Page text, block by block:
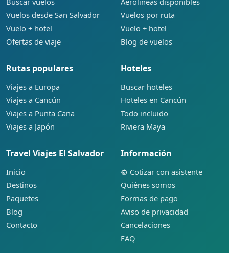
Vuelos desde San Salvador
Vuelo + hotel
Ofertas de viaje
Vuelos por ruta
Vuelo + hotel
Blog de vuelos
Rutas populares
Viajes a Europa
Viajes a Cancún
Viajes a Punta Cana
Viajes a Japón
Hoteles
Buscar hoteles
Hoteles en Cancún
Todo incluido
Riviera Maya
Travel Viajes El Salvador
Inicio
Destinos
Paquetes
Blog
Contacto
Información
Cotizar con asistente
Quiénes somos
Formas de pago
Aviso de privacidad
Cancelaciones
FAQ